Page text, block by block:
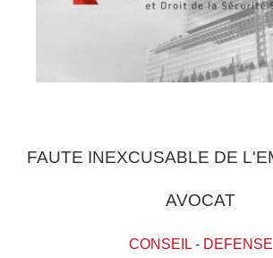
FAUTE INEXCUSABLE DE
AVOCAT
CONSEIL- DEFENSE